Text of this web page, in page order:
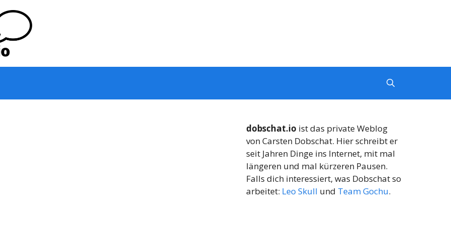
dobschat.io ist das private Weblog
von Carsten Dobschat. Hier schreibt er
seit Jahren Dinge ins Internet, mit mal
längeren und mal kürzeren Pausen.
Falls dich interessiert, was Dobschat so
arbeitet: Leo Skull und Team Gochu.